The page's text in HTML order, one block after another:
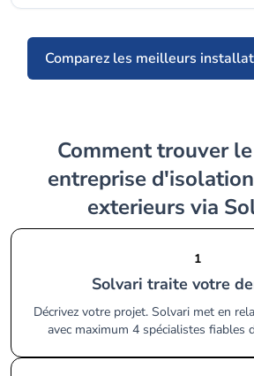
Comparez les meilleurs
Comment trouver le meilleur
entreprise
exterieurs via
1
Solvari traite votre
Décrivez votre projet. Solvari met en
avec maximum 4 spécialistes fiables